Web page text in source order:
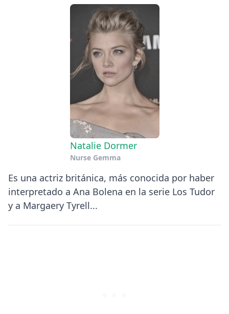
Natalie Dormer
Nurse Gemma
Es una actriz británica, más conocida por haber
interpretado a Ana Bolena en la serie Los Tudor
y a Margaery Tyrell...